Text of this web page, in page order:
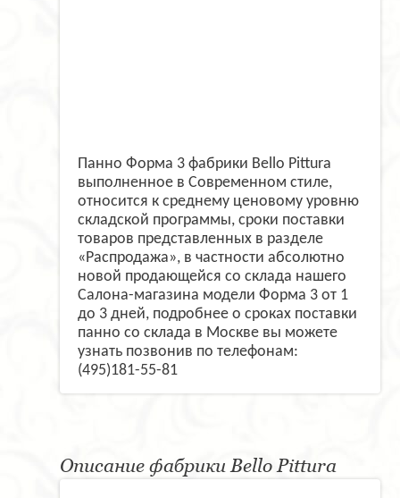
Панно Форма 3 фабрики Bello Pittura
выполненное в Современном стиле,
относится к среднему ценовому уровню
складской программы, сроки поставки
товаров представленных в разделе
«Распродажа», в частности абсолютно
новой продающейся со склада нашего
Салона-магазина модели Форма 3 от 1
до 3 дней, подробнее о сроках поставки
панно со склада в Москве вы можете
узнать позвонив по телефонам:
(495)181-55-81
Описание фабрики Bello Pittura